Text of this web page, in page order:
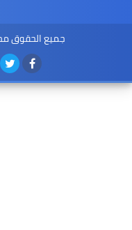
جميع الحقوق محفوظة